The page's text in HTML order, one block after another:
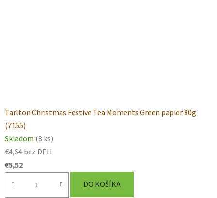
Tarlton Christmas Festive Tea Moments Green papier 80g
(7155)
Skladom (8 ks)
€4,64 bez DPH
€5,52
DO KOŠÍKA